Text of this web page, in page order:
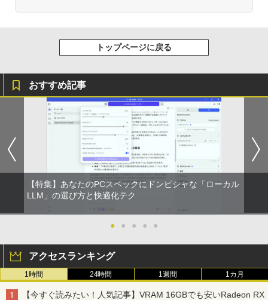
トップページに戻る
おすすめ記事
【特集】あなたのPCスペックにドンピシャな「ローカル
LLM」の選び方と快適化テク
● ● ● ● ●
アクセスランキング
1時間 24時間 1週間 1カ月
【今すぐ読みたい！人気記事】VRAM 16GBでも安いRadeon RX